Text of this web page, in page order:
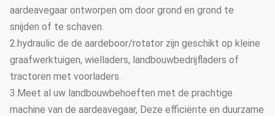
aardeavegaar ontworpen om door grond en grond te
snijden of te schaven.
2.hydraulic de de aardeboor/rotator zijn geschikt op kleine
graafwerktuigen, wielladers, landbouwbedrijfladers of
tractoren met voorladers.
3.Meet al uw landbouwbehoeften met de prachtige
machine van de aardeavegaar, Deze efficiënte en duurzame